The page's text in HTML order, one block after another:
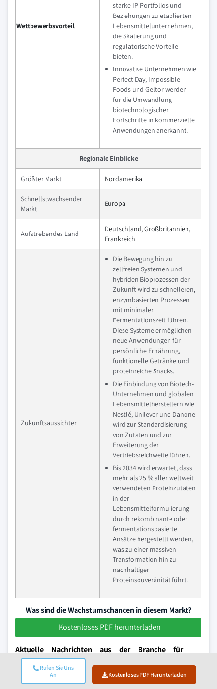
Rufen Sie Uns
An
Kostenloses PDF Herunterladen
Wettbewerbsvorteil
starke IP-Portfolios und
Beziehungen zu etablierten
Lebensmittelunternehmen,
die Skalierung und
regulatorische Vorteile
bieten.
Innovative Unternehmen wie
Perfect Day, Impossible
Foods und Geltor werden
fur die Umwandlung
biotechnologischer
Fortschritte in kommerzielle
Anwendungen anerkannt.
Regionale Einblicke
Größter Markt Nordamerika
Schnellstwachsender
Markt
Europa
Aufstrebendes Land
Deutschland, Großbritannien,
Frankreich
Zukunftsaussichten
Die Bewegung hin zu
zellfreien Systemen und
hybriden Bioprozessen der
Zukunft wird zu schnelleren,
enzymbasierten Prozessen
mit minimaler
Fermentationszeit führen.
Diese Systeme ermöglichen
neue Anwendungen für
persönliche Ernährung,
funktionelle Getränke und
proteinreiche Snacks.
Die Einbindung von Biotech-
Unternehmen und globalen
Lebensmittelherstellern wie
Nestlé, Unilever und Danone
wird zur Standardisierung
von Zutaten und zur
Erweiterung der
Vertriebsreichweite führen.
Bis 2034 wird erwartet, dass
mehr als 25 % aller weltweit
verwendeten Proteinzutaten
in der
Lebensmittelformulierung
durch rekombinante oder
fermentationsbasierte
Ansätze hergestellt werden,
was zu einer massiven
Transformation hin zu
nachhaltiger
Proteinsouveränität führt.
Was sind die Wachstumschancen in diesem Markt?
Kostenloses PDF herunterladen
Aktuelle Nachrichten aus der Branche für
rekombinante Proteinzutaten
Am 5. Juni 2025 unterzeichnete das chinesische
Unternehmen Zelgen Biopharmaceuticals einen